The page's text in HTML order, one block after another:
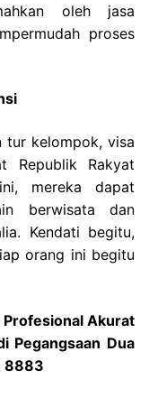
oleh jasa
proses
tur kelompok, visa
Republik Rakyat
mereka dapat
berwisata dan
Kendati begitu,
orang ini begitu
Akurat
Pegangsaan Dua
8883